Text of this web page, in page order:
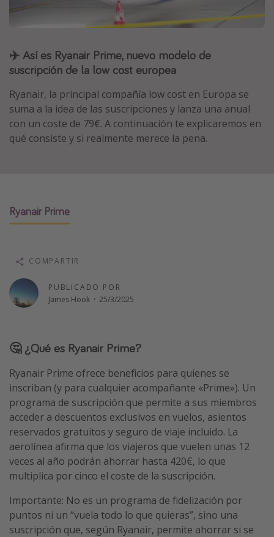
Marruecos
México
Tailandia
Maldivas
Albania
Viajes en tren
Viajes en familia
Vacaciones de Playa
Viajes para singles
Trabajar en el extranjero
Cruceros por el Mediterráneo
Hoteles más hot de España
Guía de equipaje de mano
Parques de atracciones
Viaja con musicales
El Rey León el musical
Harry Potter en Londres y otros destinos
✈️ Así es Ryanair Prime, nuevo modelo de
suscripción de la low cost europea
Ryanair, la principal compañía low cost en Europa se
suma a la idea de las suscripciones y lanza una anual
con un coste de 79€. A continuación te explicaremos en
qué consiste y si realmente merece la pena.
Ryanair Prime
PUBLICADO POR
James Hook · 25/3/2025
COMPARTIR
🤔 ¿Qué es Ryanair Prime?
Ryanair Prime ofrece beneficios para quienes se
inscriban (y para cualquier acompañante «Prime»). Un
programa de suscripción que permite a sus miembros
acceder a descuentos exclusivos en vuelos, asientos
reservados gratuitos y seguro de viaje incluido. La
aerolínea afirma que los viajeros que vuelen unas 12
veces al año podrán ahorrar hasta 420€, lo que
multiplica por cinco el coste de la suscripción.
Importante: No es un programa de fidelización por
puntos ni un “vuela todo lo que quieras”, sino una
suscripción que, según Ryanair, permite ahorrar si se